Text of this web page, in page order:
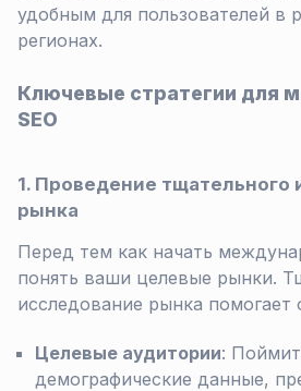
удобным для пользователей в
регионах.
Ключевые стратегии для
SEO
1. Проведение тщательного
рынка
Перед тем как начать
понять ваши целевые рынки.
исследование рынка помогает
Целевые аудитории:
демографические данные,